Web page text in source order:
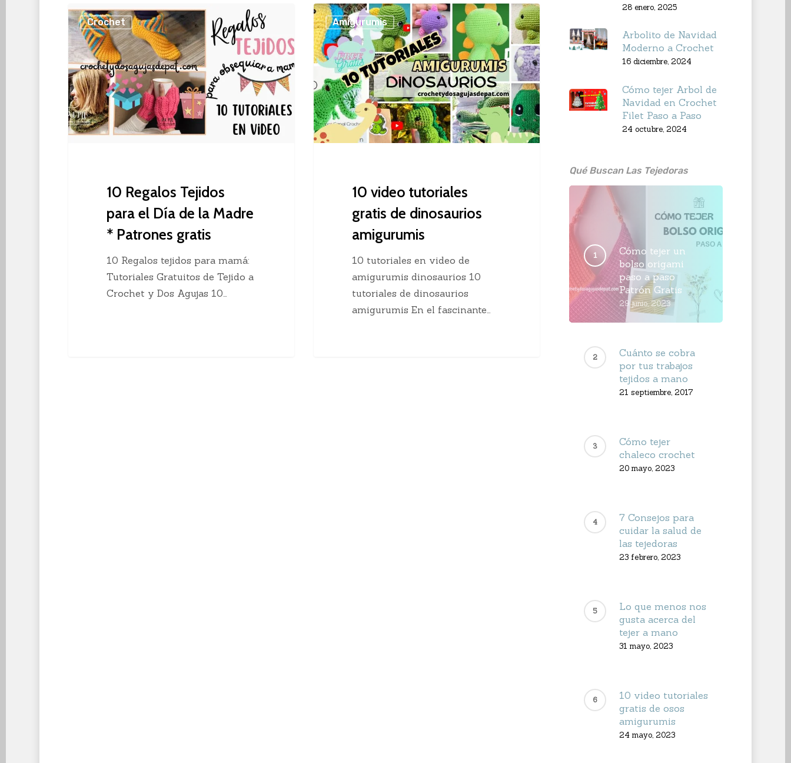
10
Regalos
Tejidos
para
el
Día
de
la
Crochet
10 Regalos Tejidos
para el Día de la Madre
* Patrones gratis
10 Regalos tejidos para mamá:
Tutoriales Gratuitos de Tejido a
Crochet y Dos Agujas 10…
10
video
tutoriales
gratis
de
dinosaurios
amigurumis
Amigurumis
10 video tutoriales
gratis de dinosaurios
amigurumis
10 tutoriales en video de
amigurumis dinosaurios 10
tutoriales de dinosaurios
amigurumis En el fascinante…
28 enero, 2025
Arbolito de Navidad
Moderno a Crochet
16 diciembre, 2024
Cómo tejer Arbol de
Navidad en Crochet
Filet Paso a Paso
24 octubre, 2024
Qué Buscan Las Tejedoras
Cómo tejer un
bolso origami
paso a paso
Patrón Gratis
29 junio, 2023
Cuánto se cobra
por tus trabajos
tejidos a mano
21 septiembre, 2017
Cómo tejer
chaleco crochet
20 mayo, 2023
7 Consejos para
cuidar la salud de
las tejedoras
23 febrero, 2023
Lo que menos nos
gusta acerca del
tejer a mano
31 mayo, 2023
10 video tutoriales
gratis de osos
amigurumis
24 mayo, 2023